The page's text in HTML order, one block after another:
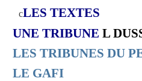
cLES TEXTES
UNE TRIBUNE L
LES TRIBUNES DU
LE GAFI